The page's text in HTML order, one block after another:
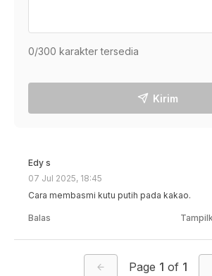
0/300 karakter tersedia
Kirim
Edy s
07 Jul 2025, 18:45
Cara membasmi kutu putih pada kakao.
Balas
Page 1 of 1